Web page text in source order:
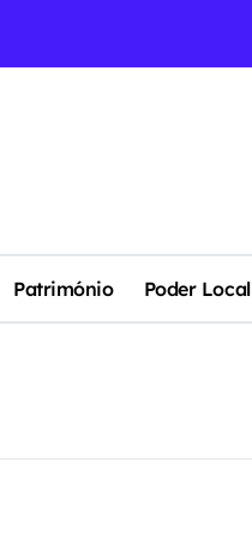
Valioso (Para os Outros)
Património Poder Local